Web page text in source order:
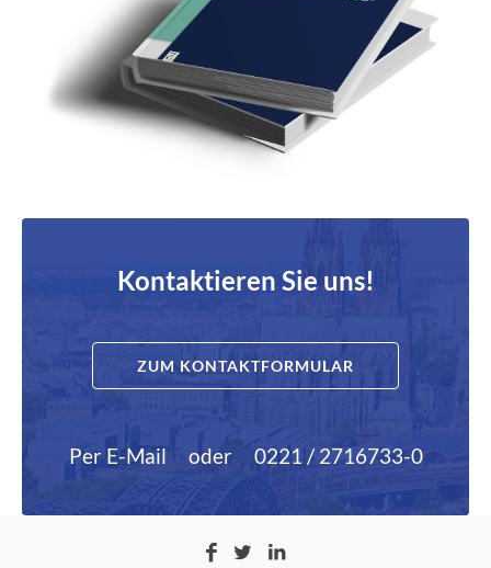
Kontaktieren Sie uns!
ZUM KONTAKTFORMULAR
Per E-Mail oder 0221 / 2716733-0